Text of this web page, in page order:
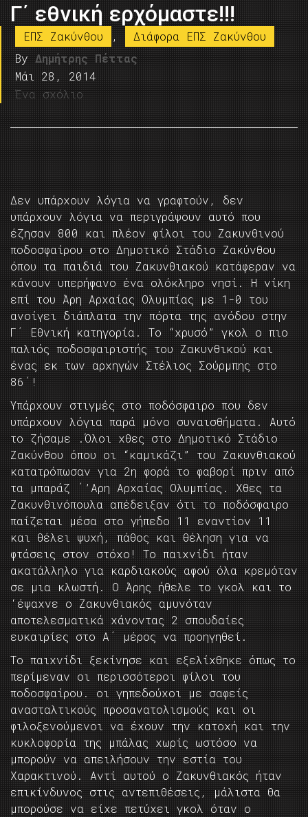
Γ΄ εθνική ερχόμαστε!!!
ΕΠΣ Ζακύνθου ,
Διάφορα ΕΠΣ Ζακύνθου
By Δημήτρης Πέττας
Μάι 28, 2014
Ένα σχόλιο
Δεν υπάρχουν λόγια να γραφτούν, δεν
υπάρχουν λόγια να περιγράψουν αυτό που
έζησαν 800 και πλέον φίλοι του Ζακυνθινού
ποδοσφαίρου στο Δημοτικό Στάδιο Ζακύνθου
όπου τα παιδιά του Ζακυνθιακού κατάφεραν να
κάνουν υπερήφανο ένα ολόκληρο νησί. Η νίκη
επί του Άρη Αρχαίας Ολυμπίας με 1-0 του
ανοίγει διάπλατα την πόρτα της ανόδου στην
Γ΄ Εθνική κατηγορία. Το “χρυσό” γκολ ο πιο
παλιός ποδοσφαιριστής του Ζακυνθικού και
ένας εκ των αρχηγών Στέλιος Σούρμπης στο
86΄!
Υπάρχουν στιγμές στο ποδόσφαιρο που δεν
υπάρχουν λόγια παρά μόνο συναισθήματα. Αυτό
το ζήσαμε .Όλοι χθες στο Δημοτικό Στάδιο
Ζακύνθου όπου οι “καμικάζι” του Ζακυνθιακού
κατατρόπωσαν για 2η φορά το φαβορί πριν από
τα μπαράζ ΄’Αρη Αρχαίας Ολυμπίας. Χθες τα
Ζακυνθινόπουλα απέδειξαν ότι το ποδόσφαιρο
παίζεται μέσα στο γήπεδο 11 εναντίον 11
και θέλει ψυχή, πάθος και θέληση για να
φτάσεις στον στόχο! Το παιχνίδι ήταν
ακατάλληλο για καρδιακούς αφού όλα κρεμόταν
σε μια κλωστή. Ο Άρης ήθελε το γκολ και το
‘έψαχνε ο Ζακυνθιακός αμυνόταν
αποτελεσματικά χάνοντας 2 σπουδαίες
ευκαιρίες στο Α΄ μέρος να προηγηθεί.
Το παιχνίδι ξεκίνησε και εξελίχθηκε όπως το
περίμεναν οι περισσότεροι φίλοι του
ποδοσφαίρου. οι γηπεδούχοι με σαφείς
ανασταλτικούς προσανατολισμούς και οι
φιλοξενούμενοι να έχουν την κατοχή και την
κυκλοφορία της μπάλας χωρίς ωστόσο να
μπορούν να απειλήσουν την εστία του
Χαρακτινού. Αντί αυτού ο Ζακυνθιακός ήταν
επικίνδυνος στις αντεπιθέσεις, μάλιστα θα
μπορούσε να είχε πετύχει γκολ όταν ο